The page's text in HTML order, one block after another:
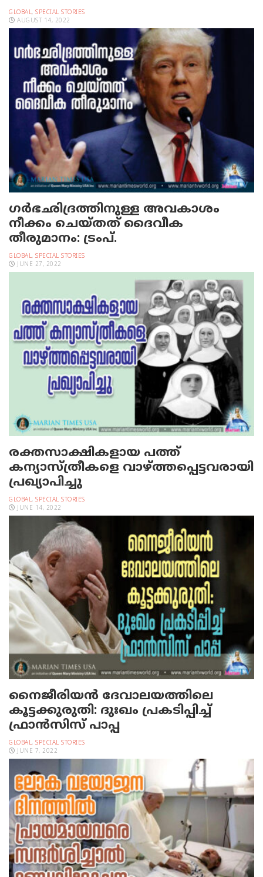
GLOBAL, SPECIAL STORIES
AUGUST 14, 2022
ഗര്‍ഭഛിദ്രത്തിനുള്ള അവകാശം
നീക്കം ചെയ്തത് ദൈവീക
തീരുമാനം: ട്രംപ്.
GLOBAL, SPECIAL STORIES
JUNE 27, 2022
രക്തസാക്ഷികളായ പത്ത്
കന്യാസ്ത്രീകളെ വാഴ്ത്തപ്പെട്ടവരായി
പ്രഖ്യാപിച്ചു
GLOBAL, SPECIAL STORIES
JUNE 14, 2022
നൈജീരിയന്‍ ദേവാലയത്തിലെ
കൂട്ടക്കുരുതി: ദുഃഖം പ്രകടിപ്പിച്ച്
ഫ്രാന്‍സിസ് പാപ്പ
GLOBAL, SPECIAL STORIES
JUNE 7, 2022